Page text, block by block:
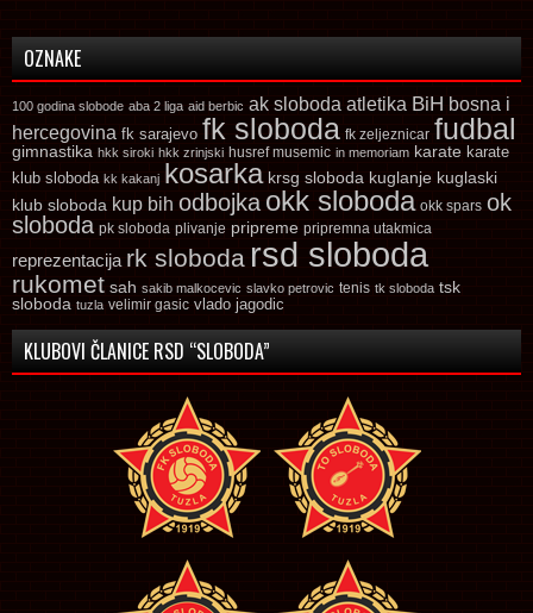
OZNAKE
100 godina slobode aba 2 liga aid berbic ak sloboda atletika BiH bosna i
hercegovina fk sarajevo fk sloboda fk zeljeznicar fudbal
gimnastika hkk siroki hkk zrinjski husref musemic in memoriam karate karate
klub sloboda kk kakanj kosarka krsg sloboda kuglanje kuglaski
klub sloboda kup bih odbojka okk sloboda okk spars ok
sloboda pk sloboda plivanje pripreme pripremna utakmica
reprezentacija rk sloboda rsd sloboda
rukomet sah sakib malkocevic slavko petrovic tenis tk sloboda tsk
sloboda tuzla velimir gasic vlado jagodic
KLUBOVI ČLANICE RSD “SLOBODA”